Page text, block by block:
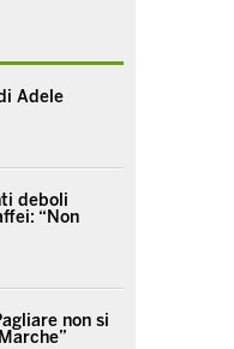
Adele
deboli
“Non
non si